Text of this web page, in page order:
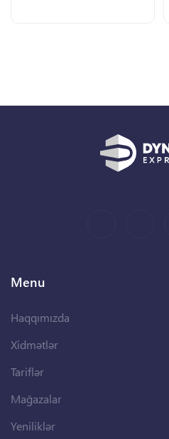
Menu
Haqqımızda
Xidmətlər
Tariflər
Mağazalar
Yeniliklər